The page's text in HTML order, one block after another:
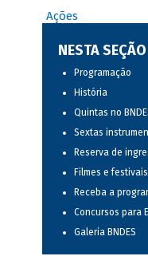
Ações
NESTA SEÇÃO
Programação
História
Quintas no
Sextas
Reserva de
Filmes e
Receba a
Concursos para
Galeria BNDES